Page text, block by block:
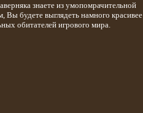
знаете из умопомрачительной
будете выглядеть намного красивее
обитателей игрового мира.